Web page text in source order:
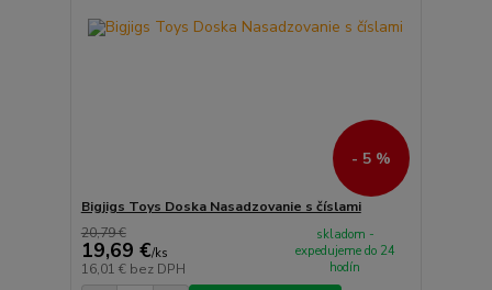
- 5 %
Bigjigs Toys Doska Nasadzovanie s číslami
20,79 €
19,69 €/ks
16,01 € bez DPH
skladom -
expedujeme do 24
hodín